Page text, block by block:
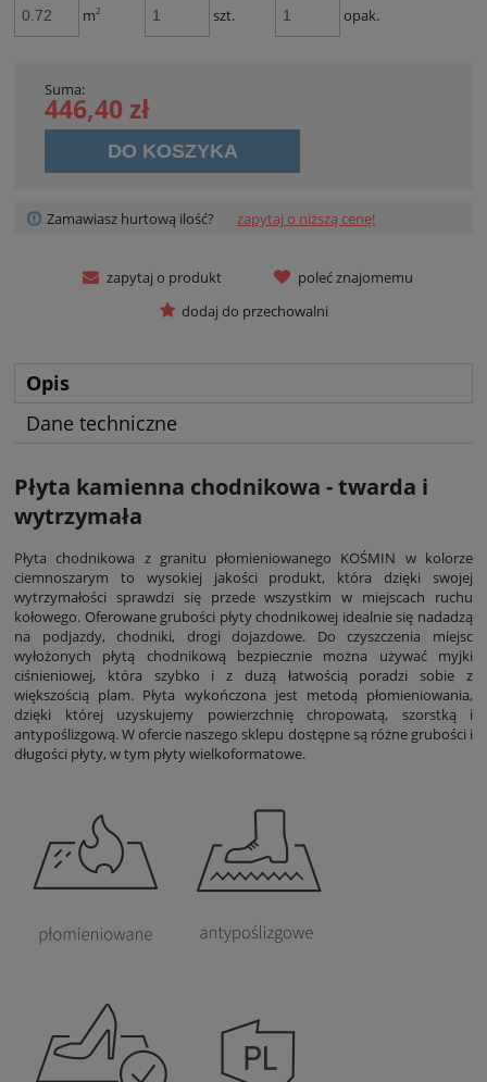
m2 szt. opak.
Suma:
446,40 zł
DO KOSZYKA
Zamawiasz hurtową ilość? zapytaj o niższą cenę!
zapytaj o produkt
poleć znajomemu
dodaj do przechowalni
Opis
Dane techniczne
Płyta kamienna chodnikowa - twarda i
wytrzymała
Płyta chodnikowa z granitu płomieniowanego KOŚMIN w kolorze
ciemnoszarym to wysokiej jakości produkt, która dzięki swojej
wytrzymałości sprawdzi się przede wszystkim w miejscach ruchu
kołowego. Oferowane grubości płyty chodnikowej idealnie się nadadzą
na podjazdy, chodniki, drogi dojazdowe. Do czyszczenia miejsc
wyłożonych płytą chodnikową bezpiecznie można używać myjki
ciśnieniowej, która szybko i z dużą łatwością poradzi sobie z
większością plam. Płyta wykończona jest metodą płomieniowania,
dzięki której uzyskujemy powierzchnię chropowatą, szorstką i
antypoślizgową. W ofercie naszego sklepu dostępne są różne grubości i
długości płyty, w tym płyty wielkoformatowe.